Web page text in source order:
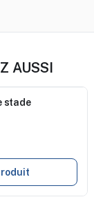
AUSSI
stade